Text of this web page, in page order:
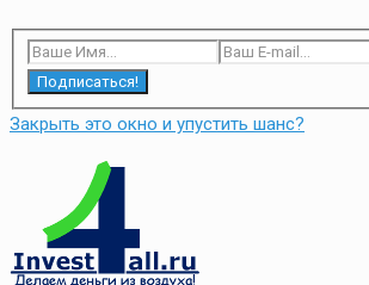
Подписаться!
Закрыть это окно и упустить шанс?